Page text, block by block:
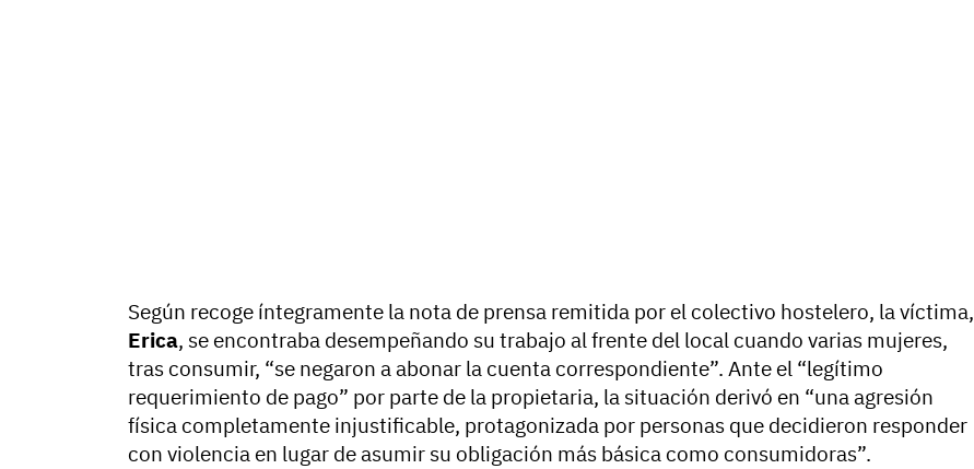
Según recoge íntegramente la nota de prensa remitida por el colectivo hostelero, la víctima,
Erica, se encontraba desempeñando su trabajo al frente del local cuando varias mujeres,
tras consumir, “se negaron a abonar la cuenta correspondiente”. Ante el “legítimo
requerimiento de pago” por parte de la propietaria, la situación derivó en “una agresión
física completamente injustificable, protagonizada por personas que decidieron responder
con violencia en lugar de asumir su obligación más básica como consumidoras”.